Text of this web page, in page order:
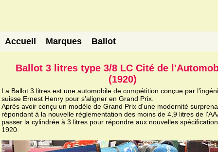
Accueil Marques Ballot
Ballot 3 litres type 3/8 LC Cité de
(1920)
La Ballot 3 litres est une automobile de compétition conçue par
suisse Ernest Henry pour s'aligner en Grand Prix.
Après avoir conçu un modèle de Grand Prix d'une modernité
répondant à la nouvelle réglementation des moins de 4,9 litres de
passer la cylindrée à 3 litres pour répondre aux nouvelles
1920.